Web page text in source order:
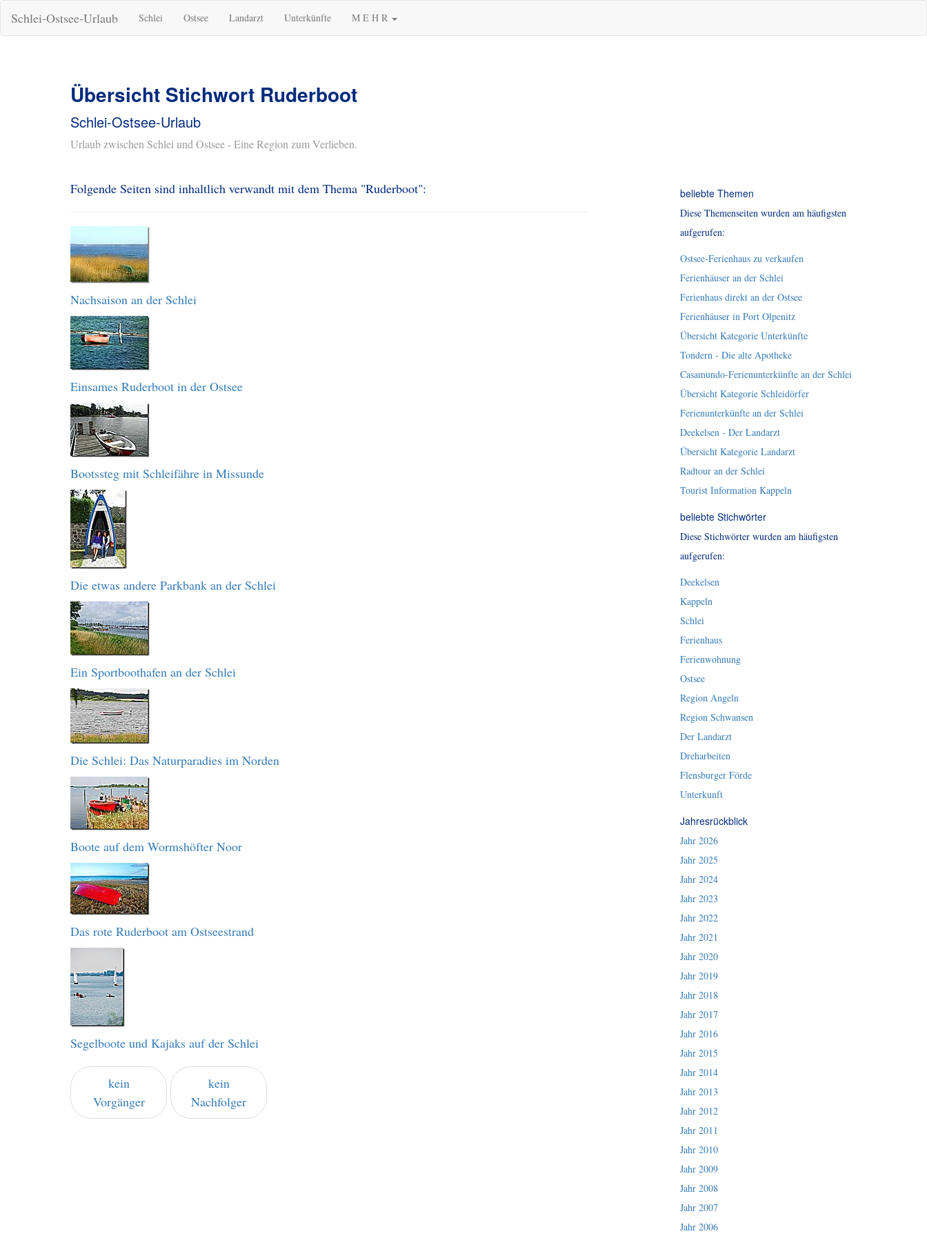
Schlei-Ostsee-Urlaub Schlei Ostsee Landarzt Unterkünfte M E H R
Übersicht Stichwort Ruderboot
Schlei-Ostsee-Urlaub
Urlaub zwischen Schlei und Ostsee - Eine Region zum Verlieben.
Folgende Seiten sind inhaltlich verwandt mit dem Thema "Ruderboot":
Nachsaison an der Schlei
Einsames Ruderboot in der Ostsee
Bootssteg mit Schleifähre in Missunde
Die etwas andere Parkbank an der Schlei
Ein Sportboothafen an der Schlei
Die Schlei: Das Naturparadies im Norden
Boote auf dem Wormshöfter Noor
Das rote Ruderboot am Ostseestrand
Segelboote und Kajaks auf der Schlei
kein
Vorgänger
kein
Nachfolger
beliebte Themen
Diese Themenseiten wurden am häufigsten
aufgerufen:
Ostsee-Ferienhaus zu verkaufen
Ferienhäuser an der Schlei
Ferienhaus direkt an der Ostsee
Ferienhäuser in Port Olpenitz
Übersicht Kategorie Unterkünfte
Tondern - Die alte Apotheke
Casamundo-Ferienunterkünfte an der Schlei
Übersicht Kategorie Schleidörfer
Ferienunterkünfte an der Schlei
Deekelsen - Der Landarzt
Übersicht Kategorie Landarzt
Radtour an der Schlei
Tourist Information Kappeln
beliebte Stichwörter
Diese Stichwörter wurden am häufigsten
aufgerufen:
Deekelsen
Kappeln
Schlei
Ferienhaus
Ferienwohnung
Ostsee
Region Angeln
Region Schwansen
Der Landarzt
Dreharbeiten
Flensburger Förde
Unterkunft
Jahresrückblick
Jahr 2026
Jahr 2025
Jahr 2024
Jahr 2023
Jahr 2022
Jahr 2021
Jahr 2020
Jahr 2019
Jahr 2018
Jahr 2017
Jahr 2016
Jahr 2015
Jahr 2014
Jahr 2013
Jahr 2012
Jahr 2011
Jahr 2010
Jahr 2009
Jahr 2008
Jahr 2007
Jahr 2006